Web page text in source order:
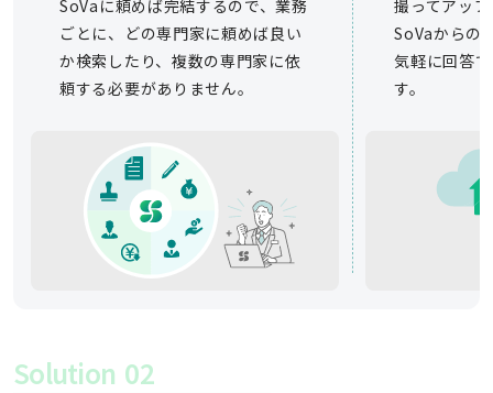
SoVaに頼めば完結するので、業務
ごとに、どの専門家に頼めば良い
か検索したり、複数の専門家に依
頼する必要がありません。
撮ってアッ
SoVaからの
気軽に回答
す。
Solution 02